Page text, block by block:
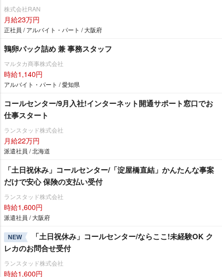
株式会社RAN
月給23万円
正社員 / アルバイト・パート / 大阪府
鶉卵パック詰め 兼 事務スタッフ
マルタカ商事株式会社
時給1,140円
アルバイト・パート / 愛知県
コールセンター/9月入社!インターネット開通サポート窓口でお
仕事スタート
ランスタッド株式会社
月給22万円
派遣社員 / 北海道
「土日祝休み」コールセンター/「淀屋橋直結」かんたんな事案
だけで安心 保険の支払い受付
ランスタッド株式会社
時給1,600円
派遣社員 / 大阪府
NEW
「土日祝休み」コールセンター/ならここ!未経験OK ク
レカのお問合せ受付
ランスタッド株式会社
時給1,600円